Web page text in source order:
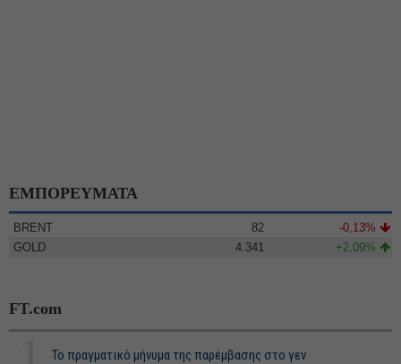
ΕΜΠΟΡΕΥΜΑΤΑ
BRENT 82
-0,13%
GOLD
4.341 +2,09%
FT.com
Το πραγματικό μήνυμα της παρέμβασης στο γεν